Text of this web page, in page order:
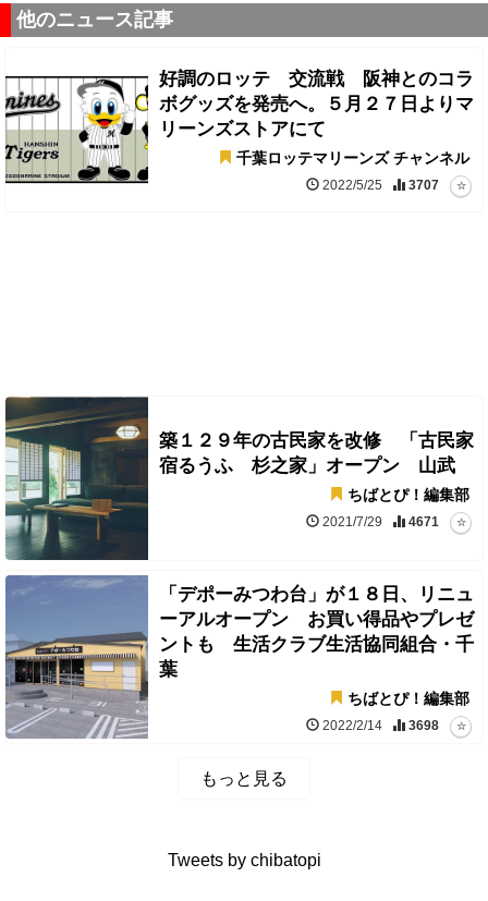
他のニュース記事
好調のロッテ 交流戦 阪神とのコラ
ボグッズを発売へ。５月２７日よりマ
リーンズストアにて
千葉ロッテマリーンズ チャンネル
2022/5/25 3707
築１２９年の古民家を改修 「古民家
宿るうふ 杉之家」オープン 山武
ちばとぴ！編集部
2021/7/29 4671
「デポーみつわ台」が１８日、リニュ
ーアルオープン お買い得品やプレゼ
ントも 生活クラブ生活協同組合・千
葉
ちばとぴ！編集部
2022/2/14 3698
もっと見る
Tweets by chibatopi